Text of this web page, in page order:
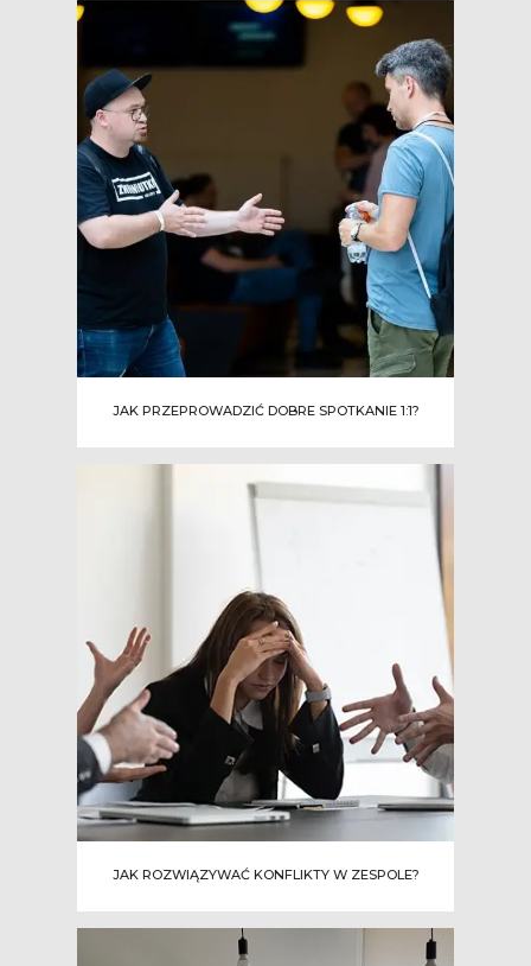
JAK PRZEPROWADZIĆ DOBRE SPOTKANIE 1:1?
JAK ROZWIĄZYWAĆ KONFLIKTY W ZESPOLE?